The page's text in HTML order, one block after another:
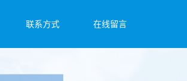
联系方式 在线留言